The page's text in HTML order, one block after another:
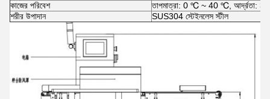
কাজের পরিবেশ
তাপমাত্রা: 0 ℃ ~ 40 ℃, আর্দ্রতা:
শরীর উপাদান
SUS304 স্টেইনলেস স্টীল